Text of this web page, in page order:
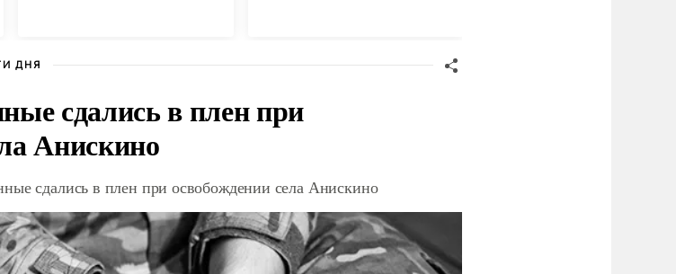
ДНЯ
сдались в плен при
Анискино
сдались в плен при освобождении села Анискино